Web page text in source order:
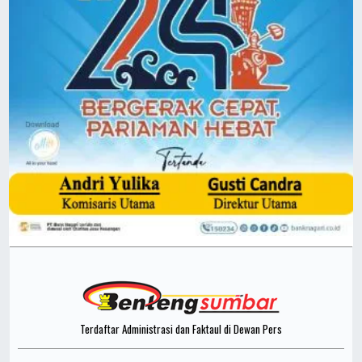
Terdaftar Administrasi dan Faktaul di Dewan Pers